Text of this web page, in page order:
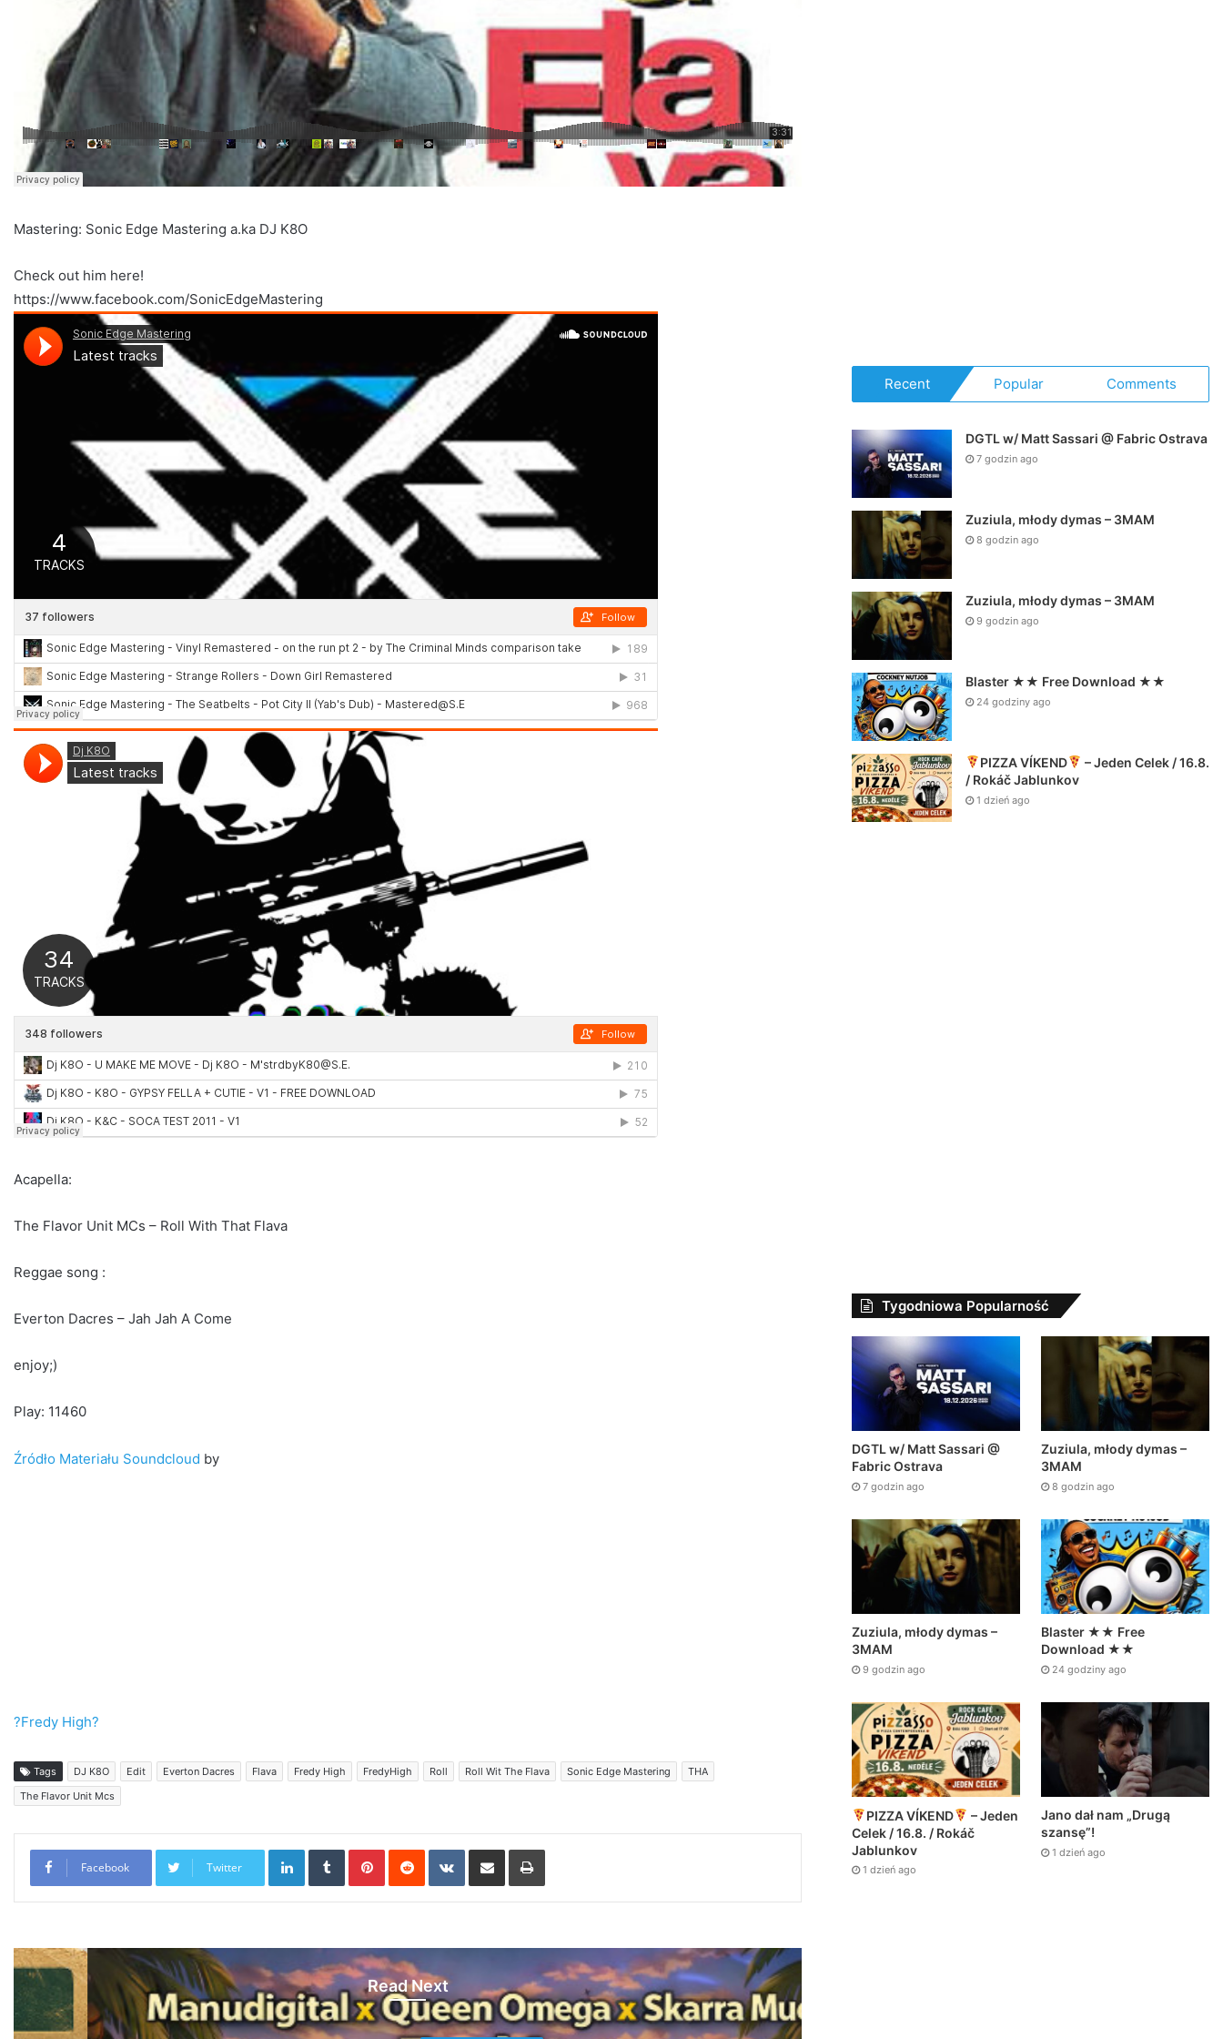
Mastering: Sonic Edge Mastering a.ka DJ K8O
Check out him here!
https://www.facebook.com/SonicEdgeMastering
Acapella:
The Flavor Unit MCs – Roll With That Flava
Reggae song :
Everton Dacres – Jah Jah A Come
enjoy;)
Play: 11460
Źródło Materiału Soundcloud by
?Fredy High?
Tags DJ K8O Edit Everton Dacres Flava Fredy High FredyHigh Roll Roll Wit The Flava Sonic Edge Mastering
THA
The Flavor Unit Mcs
Facebook Twitter
LinkedInTumblrPinterestReddit VKontakte
Share via Email Print
Read Next
Recent Popular Comments
DGTL w/ Matt Sassari @ Fabric Ostrava
7 godzin ago
Zuziula, młody dymas – 3MAM
8 godzin ago
Zuziula, młody dymas – 3MAM
9 godzin ago
Blaster ★★ Free Download ★★
24 godziny ago
PIZZA VÍKEND
– Jeden Celek / 16.8.
/ Rokáč Jablunkov
1 dzień ago
Tygodniowa Popularność
DGTL w/ Matt Sassari @
Fabric Ostrava
7 godzin ago
Zuziula, młody dymas –
3MAM
8 godzin ago
Zuziula, młody dymas –
3MAM
9 godzin ago
Blaster ★★ Free
Download ★★
24 godziny ago
PIZZA VÍKEND
– Jeden
Celek / 16.8. / Rokáč
Jablunkov
1 dzień ago
Jano dał nam „Drugą
szansę”!
1 dzień ago